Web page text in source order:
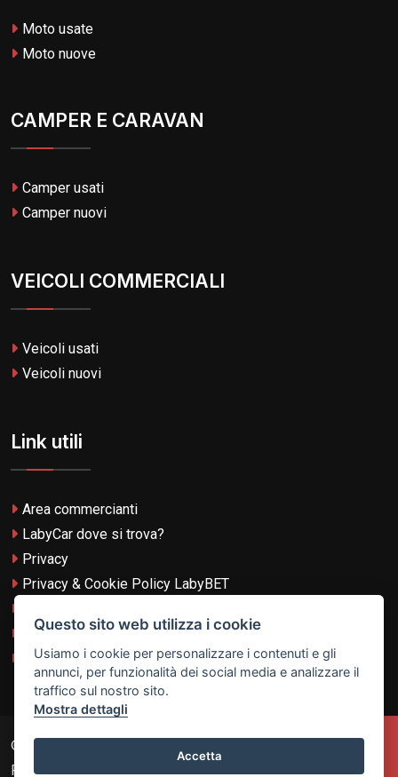
Moto usate
Moto nuove
CAMPER E CARAVAN
Camper usati
Camper nuovi
VEICOLI COMMERCIALI
Veicoli usati
Veicoli nuovi
Link utili
Area commercianti
LabyCar dove si trova?
Privacy
Privacy & Cookie Policy LabyBET
Termini e Condizioni LabyBET
Login con TikTok
© 2026
Rights Reserved.
Questo sito web utilizza i cookie
Usiamo i cookie per personalizzare i contenuti e gli
annunci, per funzionalità dei social media e analizzare il
traffico sul nostro sito.
Mostra dettagli
Accetta